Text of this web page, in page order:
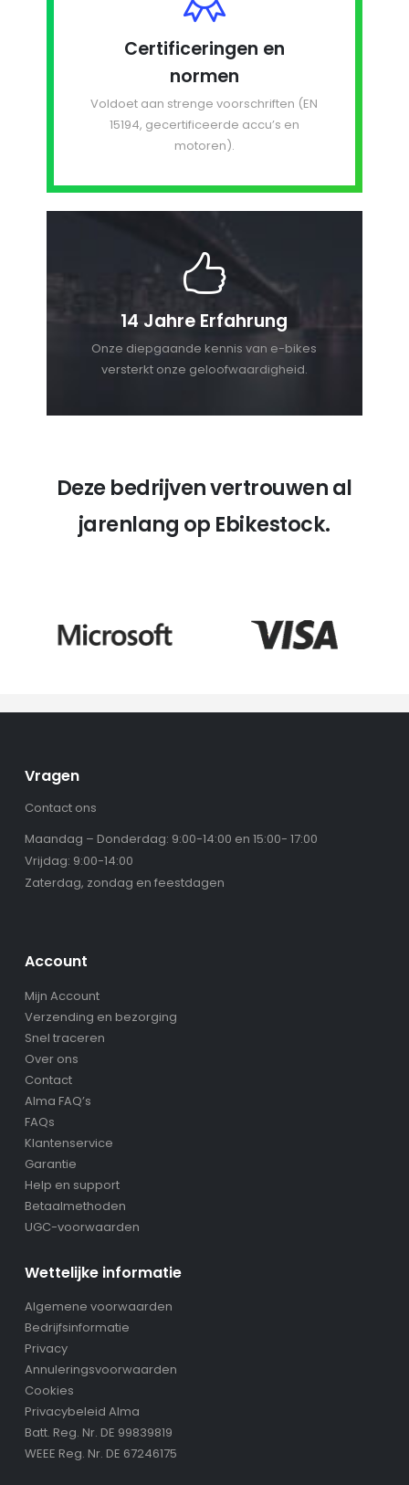
Certificeringen en
normen
Voldoet aan strenge voorschriften (EN
15194, gecertificeerde accu’s en
motoren).
14 Jahre Erfahrung
Onze diepgaande kennis van e-bikes
versterkt onze geloofwaardigheid.
Deze bedrijven vertrouwen al
jarenlang op Ebikestock.
Vragen
Contact ons
Maandag – Donderdag: 9:00-14:00 en 15:00- 17:00
Vrijdag: 9:00-14:00
Zaterdag, zondag en feestdagen
Account
Mijn Account
Verzending en bezorging
Snel traceren
Over ons
Contact
Alma FAQ’s
FAQs
Klantenservice
Garantie
Help en support
Betaalmethoden
UGC-voorwaarden
Wettelijke informatie
Algemene voorwaarden
Bedrijfsinformatie
Privacy
Annuleringsvoorwaarden
Cookies
Privacybeleid Alma
Batt. Reg. Nr. DE 99839819
WEEE Reg. Nr. DE 67246175